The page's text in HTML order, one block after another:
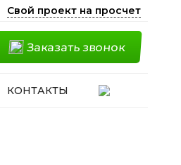
Свой проект на просчет
Заказать звонок
КОНТАКТЫ